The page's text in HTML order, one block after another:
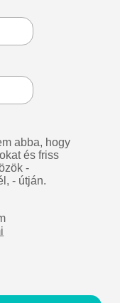
abba, hogy
és friss
-
- útján.